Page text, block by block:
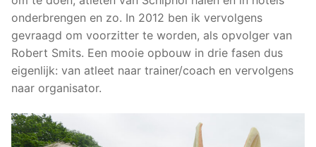
onderbrengen en zo. In 2012 ben ik vervolgens
gevraagd om voorzitter te worden, als opvolger van
Robert Smits. Een mooie opbouw in drie fasen dus
eigenlijk: van atleet naar trainer/coach en vervolgens
naar organisator.